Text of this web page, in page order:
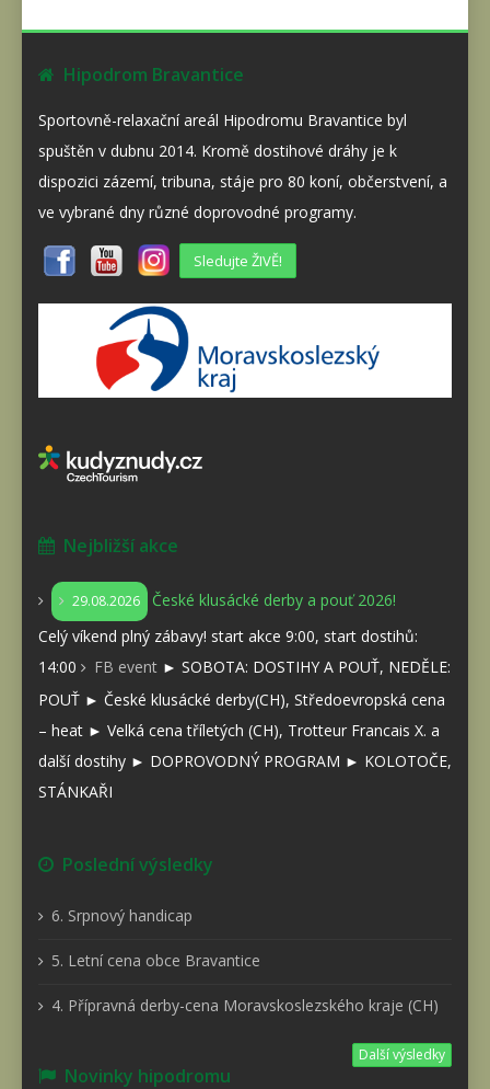
Hipodrom Bravantice
Sportovně-relaxační areál Hipodromu Bravantice byl
spuštěn v dubnu 2014. Kromě dostihové dráhy je k
dispozici zázemí, tribuna, stáje pro 80 koní, občerstvení, a
ve vybrané dny různé doprovodné programy.
Sledujte ŽIVĚ!
Nejbližší akce
29.08.2026
České klusácké derby a pouť 2026!
Celý víkend plný zábavy! start akce 9:00, start dostihů:
14:00
FB event ► SOBOTA: DOSTIHY A POUŤ, NEDĚLE:
POUŤ ► České klusácké derby(CH), Středoevropská cena
– heat ► Velká cena tříletých (CH), Trotteur Francais X. a
další dostihy ► DOPROVODNÝ PROGRAM ► KOLOTOČE,
STÁNKAŘI
Poslední výsledky
6. Srpnový handicap
5. Letní cena obce Bravantice
4. Přípravná derby-cena Moravskoslezského kraje (CH)
Další výsledky
Novinky hipodromu